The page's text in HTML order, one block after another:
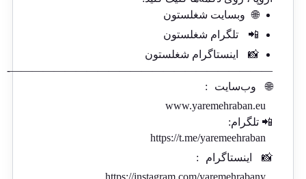
🌐
وبسایت شغلستون
📲
تلگرام شغلستون
📸
اینستاگرام شغلستون
————————————————————————-
🌐
وب‌سایت
:
www.yaremehraban.eu
📲 تلگرام:
https://t.me/yaremeehraban
📸
اینستاگرام
:
https://instagram.com/yaremehrabany